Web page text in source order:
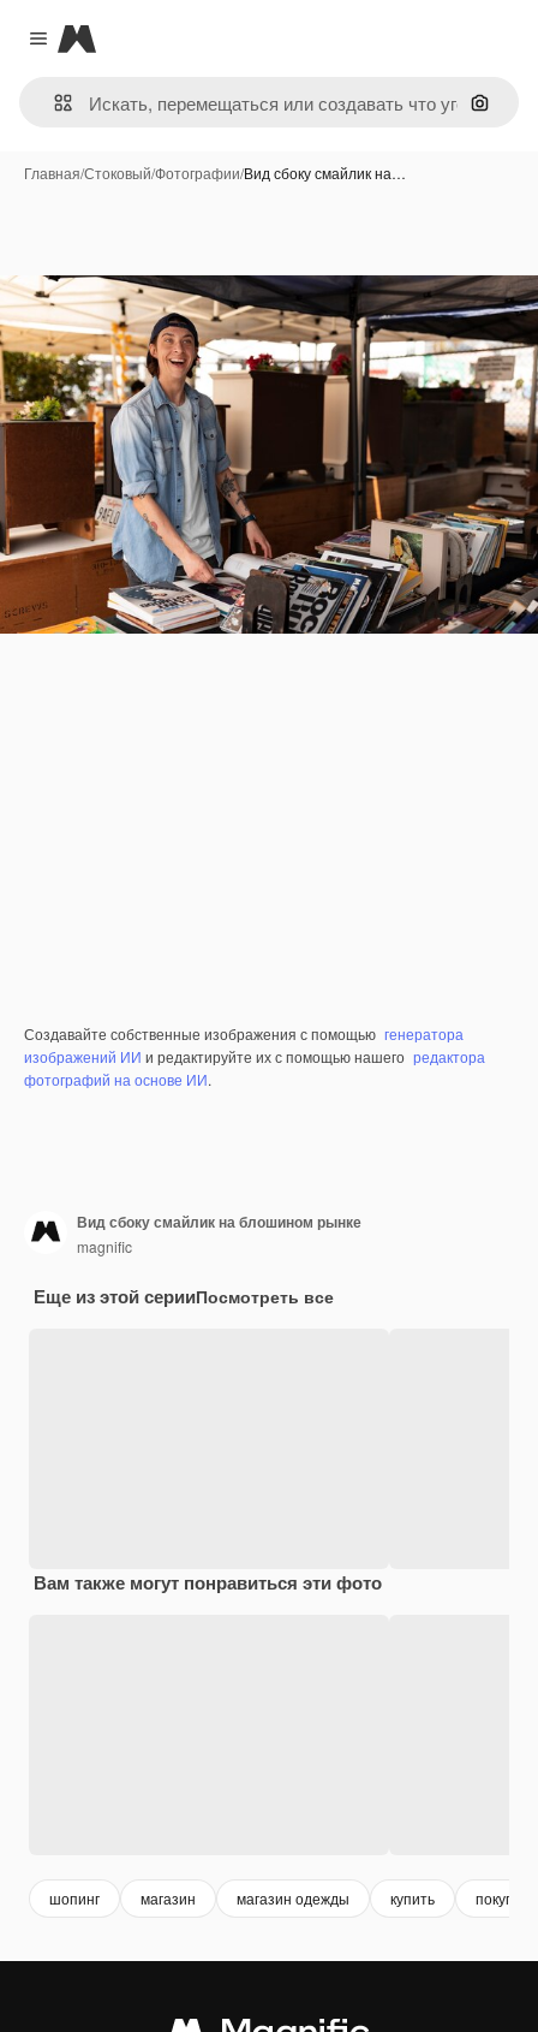
Close menu
Magnific
Поиск
Главная/Стоковый/Фотографии/Вид сбоку смайлик на…
Создавайте собственные изображения с помощью генератора
изображений ИИ и редактируйте их с помощью нашего редактора
фотографий на основе ИИ.
Вид сбоку смайлик на блошином рынке
magnific
Еще из этой серииПосмотреть все
Вам также могут понравиться эти фото
шопинг магазин магазин одежды купить покупки